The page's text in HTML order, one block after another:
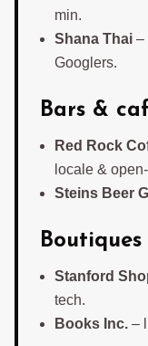
min.
Shana Thai –
Googlers.
Bars &
Red Rock
locale &
Steins Beer
Stanford
tech.
Books Inc. –